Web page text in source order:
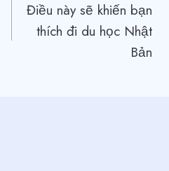
Điều này sẽ khiến bạn
thích đi du học Nhật
Bản